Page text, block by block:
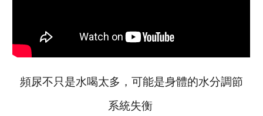
頻尿不只是水喝太多，可能是身體的水分調節
系統失衡